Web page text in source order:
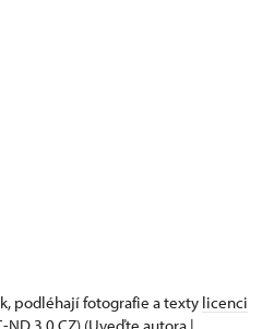
podléhají fotografie a texty licenci